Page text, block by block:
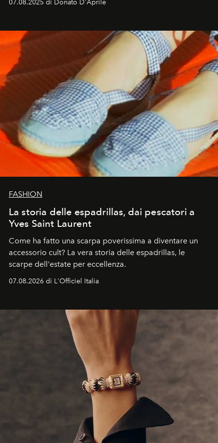
07.08.2025 di Donato D'Aprile
FASHION
La storia delle espadrillas, dai pescatori a
Yves Saint Laurent
Come ha fatto una scarpa poverissima a diventare un
accessorio cult? La vera storia delle espadrillas, le
scarpe dell'estate per eccellenza.
07.08.2026 di L'Officiel Italia